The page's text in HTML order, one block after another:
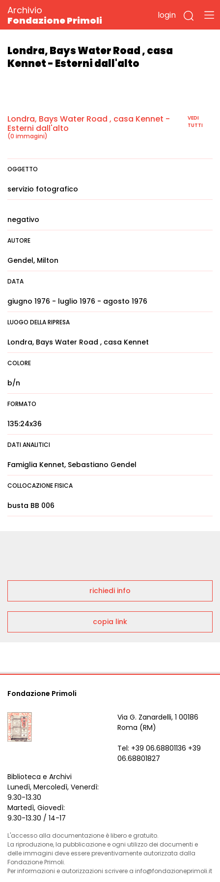
Archivio
Fondazione Primoli
login
Londra, Bays Water Road , casa
Kennet - Esterni dall'alto
Londra, Bays Water Road , casa Kennet -
Esterni dall'alto
(0 immagini)
VEDI
TUTTI
OGGETTO
servizio fotografico
negativo
AUTORE
Gendel, Milton
DATA
giugno 1976 - luglio 1976 - agosto 1976
LUOGO DELLA RIPRESA
Londra, Bays Water Road , casa Kennet
COLORE
b/n
FORMATO
135:24x36
DATI ANALITICI
Famiglia Kennet, Sebastiano Gendel
COLLOCAZIONE FISICA
busta BB 006
richiedi info
copia link
Fondazione Primoli
Via G. Zanardelli, 1 00186
Roma (RM)
Tel: +39 06.68801136 +39
06.68801827
Biblioteca e Archivi
Lunedì, Mercoledì, Venerdì:
9.30-13.30
Martedì, Giovedì:
9.30-13.30 / 14-17
L'accesso alla documentazione è libero e gratuito.
La riproduzione, la pubblicazione e ogni utilizzo dei documenti e
delle immagini deve essere preventivamente autorizzata dalla
Fondazione Primoli.
Per informazioni e autorizzazioni scrivere a info@fondazioneprimoli.it